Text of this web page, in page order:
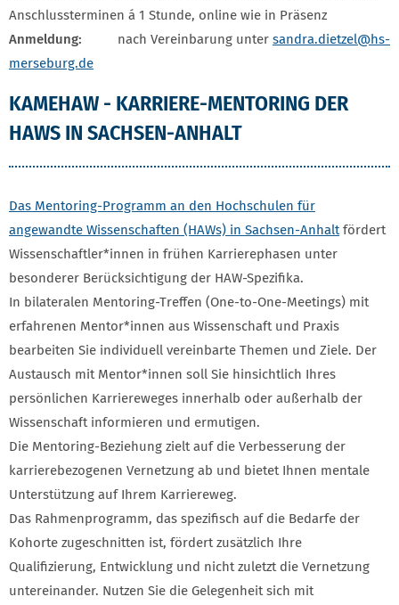
Anschlussterminen á 1 Stunde, online wie in Präsenz
Anmeldung: nach Vereinbarung unter sandra.dietzel@hs-
merseburg.de
KAMEHAW - KARRIERE-MENTORING DER
HAWS IN SACHSEN-ANHALT
Das Mentoring-Programm an den Hochschulen für
angewandte Wissenschaften (HAWs) in Sachsen-Anhaltfördert
Wissenschaftler*innen in frühen Karrierephasen unter
besonderer Berücksichtigung der HAW-Spezifika.
In bilateralen Mentoring-Treffen (One-to-One-Meetings) mit
erfahrenen Mentor*innen aus Wissenschaft und Praxis
bearbeiten Sie individuell vereinbarte Themen und Ziele. Der
Austausch mit Mentor*innen soll Sie hinsichtlich Ihres
persönlichen Karriereweges innerhalb oder außerhalb der
Wissenschaft informieren und ermutigen.
Die Mentoring-Beziehung zielt auf die Verbesserung der
karrierebezogenen Vernetzung ab und bietet Ihnen mentale
Unterstützung auf Ihrem Karriereweg.
Das Rahmenprogramm, das spezifisch auf die Bedarfe der
Kohorte zugeschnitten ist, fördert zusätzlich Ihre
Qualifizierung, Entwicklung und nicht zuletzt die Vernetzung
untereinander. Nutzen Sie die Gelegenheit sich mit